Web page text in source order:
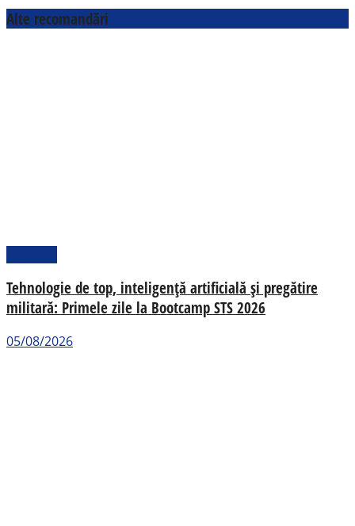
Alte recomandări
Tehnologie de top, inteligență artificială și pregătire
militară: Primele zile la Bootcamp STS 2026
05/08/2026